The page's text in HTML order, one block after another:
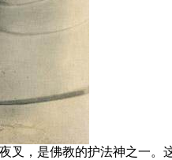
叉，是佛教的护法神之一